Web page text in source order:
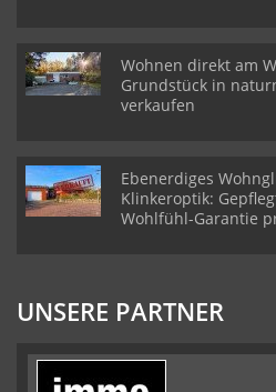
Wohnen direkt am
Grundstück in
verkaufen
Ebenerdiges
Klinkeroptik:
Wohlfühl-Garantie
UNSERE PARTNER